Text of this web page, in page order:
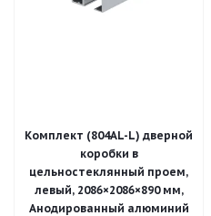
Комплект (804AL-L) дверной
коробки в
цельностеклянный проем,
левый, 2086×2086×890 мм,
Анодированный алюминий